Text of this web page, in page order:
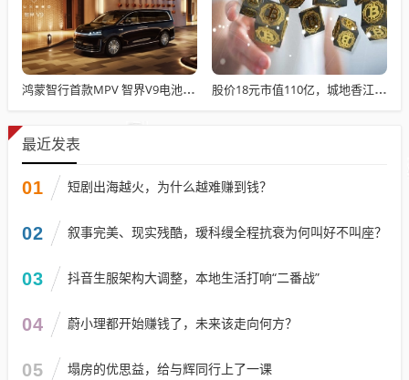
鸿蒙智行首款MPV 智界V9电池信息曝光：WLTC最远续航223km 股价18元市值110亿，城地香江却被查出连续7季财报失真
最近发表
01 短剧出海越火，为什么越难赚到钱？
02 叙事完美、现实残酷，瑷科缦全程抗衰为何叫好不叫座？
03 抖音生服架构大调整，本地生活打响“二番战”
04 蔚小理都开始赚钱了，未来该走向何方？
05 塌房的优思益，给与辉同行上了一课